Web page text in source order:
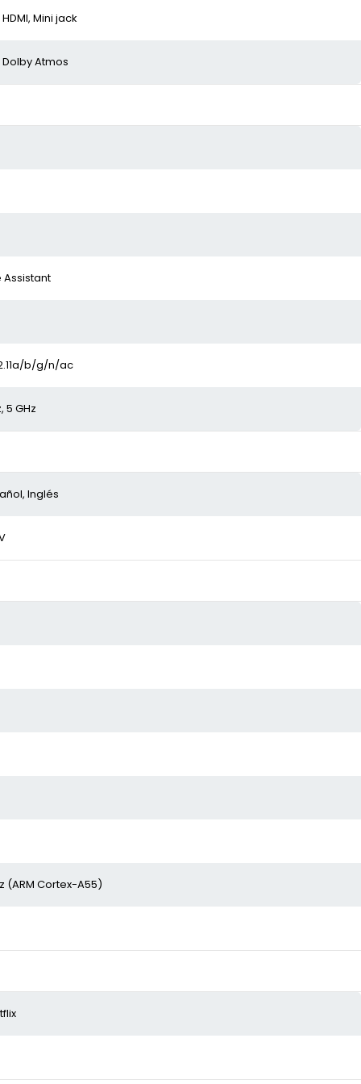
HDMI, Mini jack
Dolby Atmos
b/g/n/ac
5 GHz
Inglés
(ARM Cortex-A55)